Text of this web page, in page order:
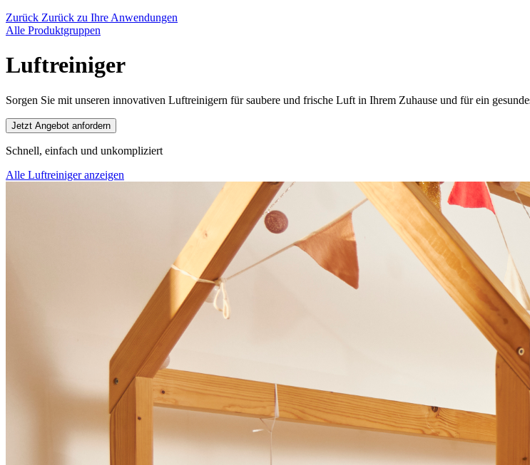
Zurück Zurück zu Ihre Anwendungen
Alle Produktgruppen
Luftreiniger
Sorgen Sie mit unseren innovativen Luftreinigern für saubere und frische Luft in Ihrem Zuhause und für ein
Jetzt Angebot anfordern
Schnell, einfach und unkompliziert
Alle Luftreiniger anzeigen